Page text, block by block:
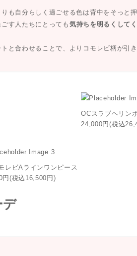
も自分らしく過ごせる色は背中をそっと
す人たちにとっても 気持ちを明るくして
と合わせることで、よりコモレビ柄が引き
OCスラブヘリン
24,000円(税込
レビAラインワンピース
円(税込16,500円)